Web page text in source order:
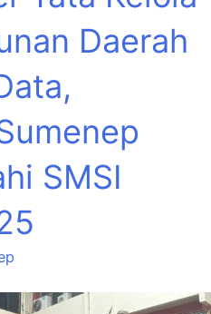
Daerah
SMSI